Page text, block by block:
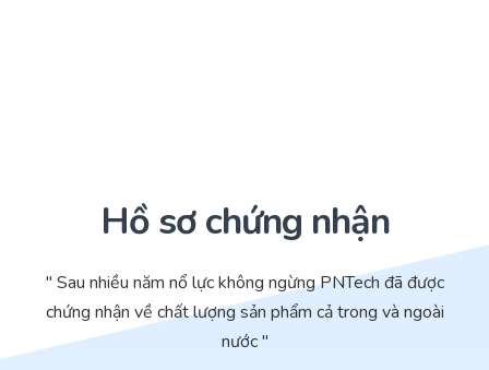
Hồ sơ chứng nhận
" Sau nhiều năm nổ lực không ngừng PNTech đã được
chứng nhận về chất lượng sản phẩm cả trong và ngoài
nước "